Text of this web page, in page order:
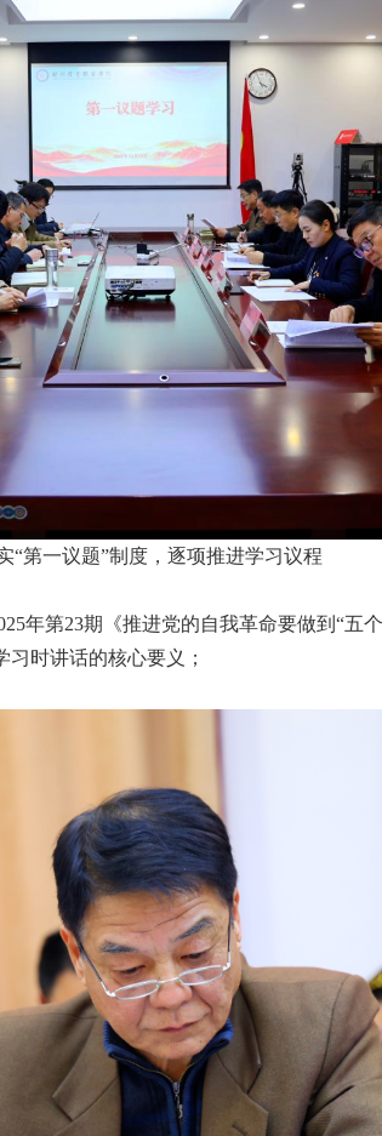
“第一议题”制度，逐项推进学习议程
第23期《推进党的自我革命要做到“五
时讲话的核心要义；